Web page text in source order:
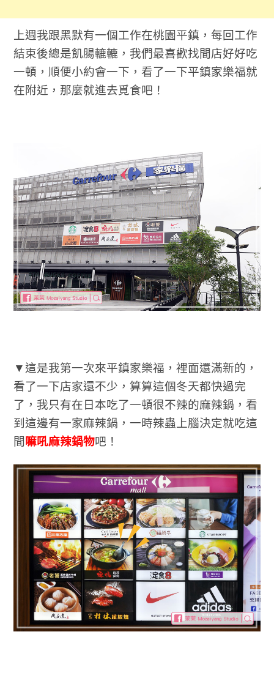
上週我跟黑默有一個工作在桃園平鎮，每回工作
結束後總是飢腸轆轆，我們最喜歡找間店好好吃
一頓，順便小約會一下，看了一下平鎮家樂福就
在附近，那麼就進去覓食吧！
▼這是我第一次來平鎮家樂福，裡面還滿新的，
看了一下店家還不少，算算這個冬天都快過完
了，我只有在日本吃了一頓很不辣的麻辣鍋，看
到這邊有一家麻辣鍋，一時辣蟲上腦決定就吃這
間 嘛吼麻辣鍋物吧！